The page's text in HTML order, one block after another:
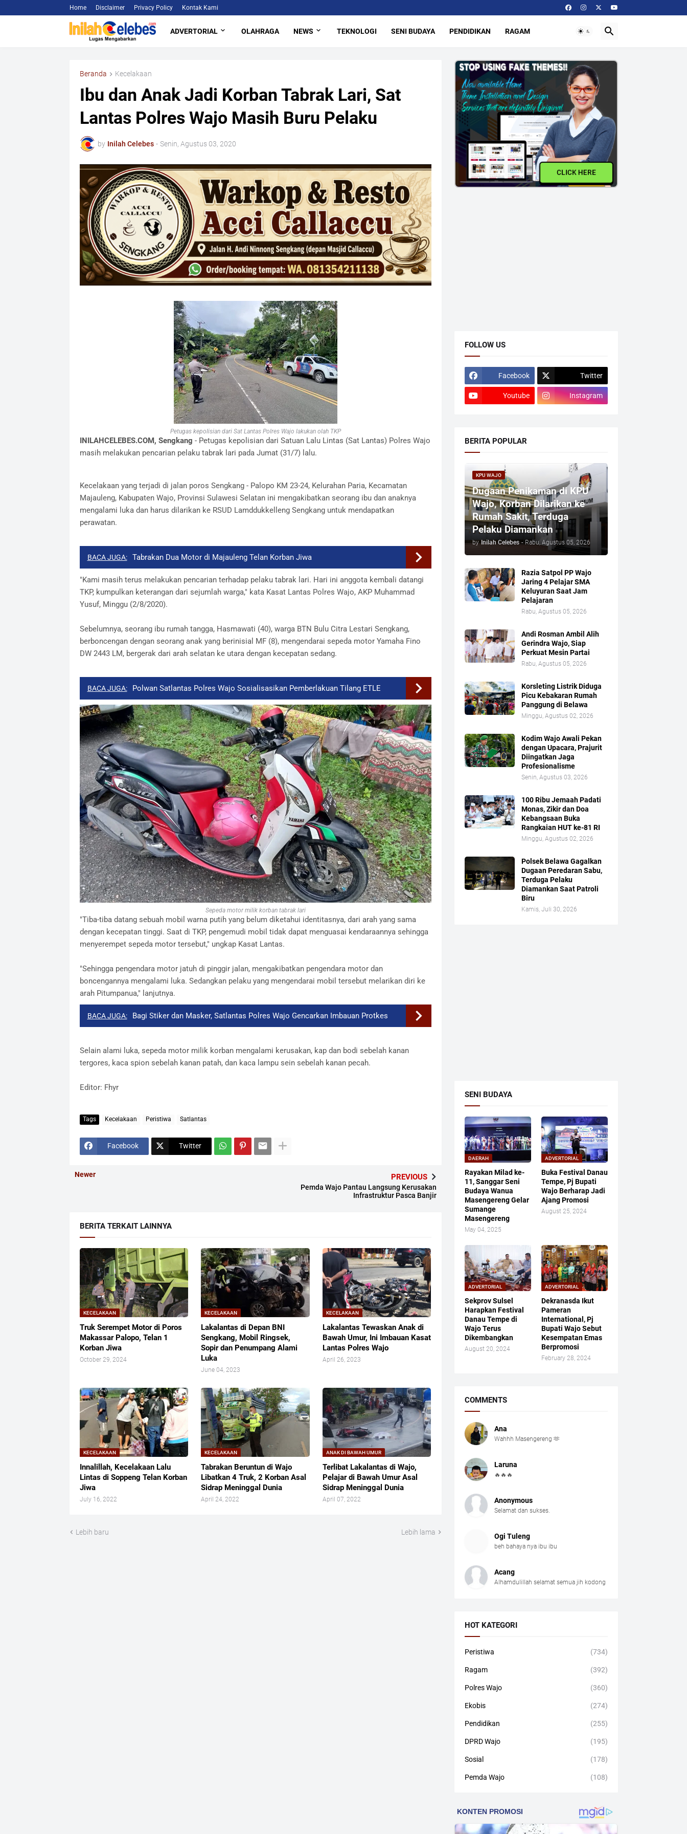
Home Disclaimer Privacy Policy Kontak Kami
ADVERTORIAL OLAHRAGA NEWS TEKNOLOGI SENI BUDAYA PENDIDIKAN RAGAM
Beranda Kecelakaan
Ibu dan Anak Jadi Korban Tabrak Lari, Sat
Lantas Polres Wajo Masih Buru Pelaku
by Inilah Celebes - Senin, Agustus 03, 2020
Petugas kepolisian dari Sat Lantas Polres Wajo lakukan olah TKP
INILAHCELEBES.COM, Sengkang - Petugas kepolisian dari Satuan Lalu Lintas (Sat Lantas) Polres Wajo
masih melakukan pencarian pelaku tabrak lari pada Jumat (31/7) lalu.
Kecelakaan yang terjadi di jalan poros Sengkang - Palopo KM 23-24, Kelurahan Paria, Kecamatan
Majauleng, Kabupaten Wajo, Provinsi Sulawesi Selatan ini mengakibatkan seorang ibu dan anaknya
mengalami luka dan harus dilarikan ke RSUD Lamddukkelleng Sengkang untuk mendapatkan
perawatan.
BACA JUGA: Tabrakan Dua Motor di Majauleng Telan Korban Jiwa
"Kami masih terus melakukan pencarian terhadap pelaku tabrak lari. Hari ini anggota kembali datangi
TKP, kumpulkan keterangan dari sejumlah warga," kata Kasat Lantas Polres Wajo, AKP Muhammad
Yusuf, Minggu (2/8/2020).
Sebelumnya, seorang ibu rumah tangga, Hasmawati (40), warga BTN Bulu Citra Lestari Sengkang,
berboncengan dengan seorang anak yang berinisial MF (8), mengendarai sepeda motor Yamaha Fino
DW 2443 LM, bergerak dari arah selatan ke utara dengan kecepatan sedang.
BACA JUGA: Polwan Satlantas Polres Wajo Sosialisasikan Pemberlakuan Tilang ETLE
Sepeda motor milik korban tabrak lari
"Tiba-tiba datang sebuah mobil warna putih yang belum diketahui identitasnya, dari arah yang sama
dengan kecepatan tinggi. Saat di TKP, pengemudi mobil tidak dapat menguasai kendaraannya sehingga
menyerempet sepeda motor tersebut," ungkap Kasat Lantas.
"Sehingga pengendara motor jatuh di pinggir jalan, mengakibatkan pengendara motor dan
boncengannya mengalami luka. Sedangkan pelaku yang mengendarai mobil tersebut melarikan diri ke
arah Pitumpanua," lanjutnya.
BACA JUGA: Bagi Stiker dan Masker, Satlantas Polres Wajo Gencarkan Imbauan Protkes
Selain alami luka, sepeda motor milik korban mengalami kerusakan, kap dan bodi sebelah kanan
tergores, kaca spion sebelah kanan patah, dan kaca lampu sein sebelah kanan pecah.
Editor: Fhyr
Tags Kecelakaan Peristiwa Satlantas
Facebook Twitter
Newer PREVIOUS
Pemda Wajo Pantau Langsung Kerusakan
Infrastruktur Pasca Banjir
BERITA TERKAIT LAINNYA
KECELAKAAN
Truk Serempet Motor di Poros
Makassar Palopo, Telan 1
Korban Jiwa
October 29, 2024
KECELAKAAN
Lakalantas di Depan BNI
Sengkang, Mobil Ringsek,
Sopir dan Penumpang Alami
Luka
June 04, 2023
KECELAKAAN
Lakalantas Tewaskan Anak di
Bawah Umur, Ini Imbauan Kasat
Lantas Polres Wajo
April 26, 2023
KECELAKAAN
Innalillah, Kecelakaan Lalu
Lintas di Soppeng Telan Korban
Jiwa
July 16, 2022
KECELAKAAN
Tabrakan Beruntun di Wajo
Libatkan 4 Truk, 2 Korban Asal
Sidrap Meninggal Dunia
April 24, 2022
ANAK DI BAWAH UMUR
Terlibat Lakalantas di Wajo,
Pelajar di Bawah Umur Asal
Sidrap Meninggal Dunia
April 07, 2022
Lebih baru Lebih lama
CLICK HERE
FOLLOW US
Facebook Twitter
Youtube Instagram
BERITA POPULAR
KPU WAJO
Dugaan Penikaman di KPU
Wajo, Korban Dilarikan ke
Rumah Sakit, Terduga
Pelaku Diamankan
by Inilah Celebes - Rabu, Agustus 05, 2026
Razia Satpol PP Wajo
Jaring 4 Pelajar SMA
Keluyuran Saat Jam
Pelajaran
Rabu, Agustus 05, 2026
Andi Rosman Ambil Alih
Gerindra Wajo, Siap
Perkuat Mesin Partai
Rabu, Agustus 05, 2026
Korsleting Listrik Diduga
Picu Kebakaran Rumah
Panggung di Belawa
Minggu, Agustus 02, 2026
Kodim Wajo Awali Pekan
dengan Upacara, Prajurit
Diingatkan Jaga
Profesionalisme
Senin, Agustus 03, 2026
100 Ribu Jemaah Padati
Monas, Zikir dan Doa
Kebangsaan Buka
Rangkaian HUT ke-81 RI
Minggu, Agustus 02, 2026
Polsek Belawa Gagalkan
Dugaan Peredaran Sabu,
Terduga Pelaku
Diamankan Saat Patroli
Biru
Kamis, Juli 30, 2026
SENI BUDAYA
DAERAH
Rayakan Milad ke-
11, Sanggar Seni
Budaya Wanua
Masengereng Gelar
Sumange
Masengereng
May 04, 2025
ADVERTORIAL
Buka Festival Danau
Tempe, Pj Bupati
Wajo Berharap Jadi
Ajang Promosi
August 25, 2024
ADVERTORIAL
Sekprov Sulsel
Harapkan Festival
Danau Tempe di
Wajo Terus
Dikembangkan
August 20, 2024
ADVERTORIAL
Dekranasda Ikut
Pameran
International, Pj
Bupati Wajo Sebut
Kesempatan Emas
Berpromosi
February 28, 2024
COMMENTS
Ana
Wahhh Masengereng 🫶
Laruna
🔥🔥🔥
Anonymous
Selamat dan sukses.
Ogi Tuleng
beh bahaya nya ibu ibu
Acang
Alhamdulillah selamat semua jih kodong
HOT KATEGORI
Peristiwa (734)
Ragam (392)
Polres Wajo (360)
Ekobis (274)
Pendidikan (255)
DPRD Wajo (195)
Sosial (178)
Pemda Wajo (108)